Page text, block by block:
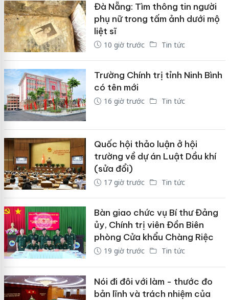
Đà Nẵng: Tìm thông tin người
phụ nữ trong tấm ảnh dưới mộ
liệt sĩ
10 giờ trước Tin tức
Trường Chính trị tỉnh Ninh Bình
có tên mới
16 giờ trước Tin tức
Quốc hội thảo luận ở hội
trường về dự án Luật Dầu khí
(sửa đổi)
17 giờ trước Tin tức
Bàn giao chức vụ Bí thư Đảng
ủy, Chính trị viên Đồn Biên
phòng Cửa khẩu Chàng Riệc
19 giờ trước Tin tức
Nói đi đôi với làm - thước đo
bản lĩnh và trách nhiệm của